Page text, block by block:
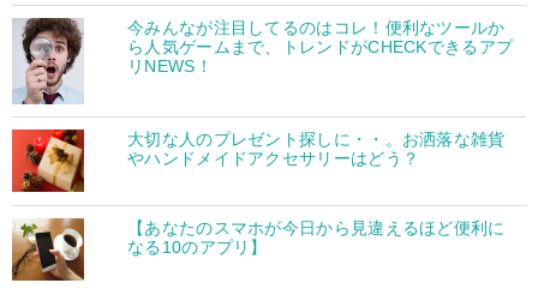
今みんなが注目してるのはコレ！便利なツールか
ら人気ゲームまで、トレンドがCHECKできるアプ
リNEWS！
大切な人のプレゼント探しに・・。お洒落な雑貨
やハンドメイドアクセサリーはどう？
【あなたのスマホが今日から見違えるほど便利に
なる10のアプリ】